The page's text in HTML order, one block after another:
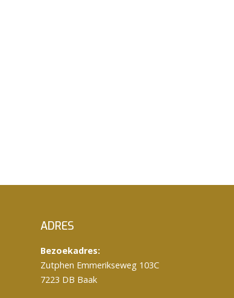
ADRES
Bezoekadres:
Zutphen Emmerikseweg 103C
7223 DB Baak